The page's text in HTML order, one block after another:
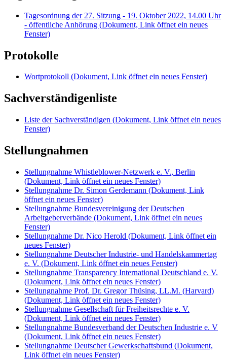
Tagesordnung der 27. Sitzung - 19. Oktober 2022, 14.00 Uhr
- öffentliche Anhörung (Dokument, Link öffnet ein neues
Fenster)
Protokolle
Wortprotokoll (Dokument, Link öffnet ein neues Fenster)
Sachverständigenliste
Liste der Sachverständigen (Dokument, Link öffnet ein neues
Fenster)
Stellungnahmen
Stellungnahme Whistleblower-Netzwerk e. V., Berlin
(Dokument, Link öffnet ein neues Fenster)
Stellungnahme Dr. Simon Gerdemann (Dokument, Link
öffnet ein neues Fenster)
Stellungnahme Bundesvereinigung der Deutschen
Arbeitgeberverbände (Dokument, Link öffnet ein neues
Fenster)
Stellungnahme Dr. Nico Herold (Dokument, Link öffnet ein
neues Fenster)
Stellungnahme Deutscher Industrie- und Handelskammertag
e. V. (Dokument, Link öffnet ein neues Fenster)
Stellungnahme Transparency International Deutschland e. V.
(Dokument, Link öffnet ein neues Fenster)
Stellungnahme Prof. Dr. Gregor Thüsing, LL.M. (Harvard)
(Dokument, Link öffnet ein neues Fenster)
Stellungnahme Gesellschaft für Freiheitsrechte e. V.
(Dokument, Link öffnet ein neues Fenster)
Stellungnahme Bundesverband der Deutschen Industrie e. V
(Dokument, Link öffnet ein neues Fenster)
Stellungnahme Deutscher Gewerkschaftsbund (Dokument,
Link öffnet ein neues Fenster)